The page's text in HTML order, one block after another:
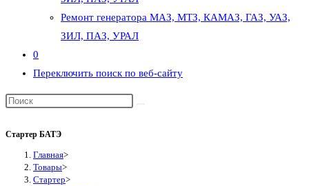
Ремонт генератора МАЗ, МТЗ, КАМАЗ, ГАЗ, УАЗ,
ЗИЛ, ПАЗ, УРАЛ
0
Переключить поиск по веб-сайту
Стартер БАТЭ
Главная>
Товары>
Стартер>